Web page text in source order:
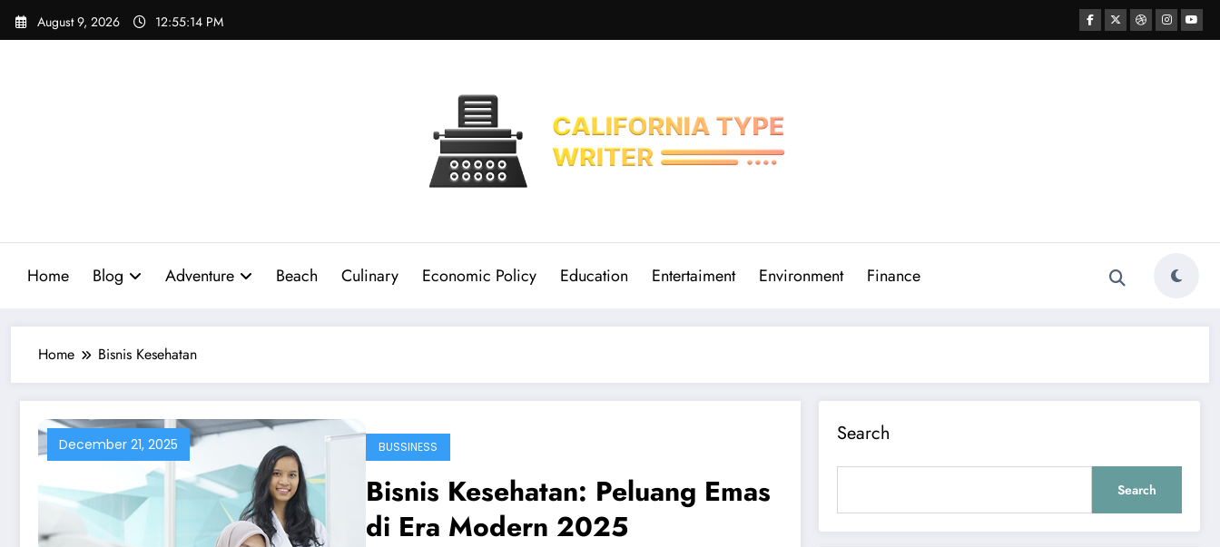
Skip
August 9, 2026 12:55:15 PM
Home Blog Adventure Beach Culinary Economic Policy Education Entertaiment Environment Finance
Home Bisnis Kesehatan
December 21, 2025 BUSSINESS
Bisnis Kesehatan: Peluang Emas
di Era Modern 2025
Search
Search